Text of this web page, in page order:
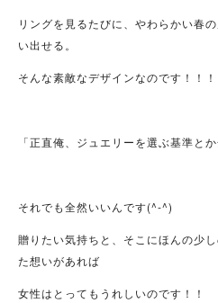
リングを見るたびに、やわらかい春
い出せる。
そんな素敵なデザインなのです！！！
「正直俺、ジュエリーを選ぶ基準と
それでも全然いいんです(^-^)
贈りたい気持ちと、そこにほんの少
た想いがあれば
女性はとってもうれしいのです！！